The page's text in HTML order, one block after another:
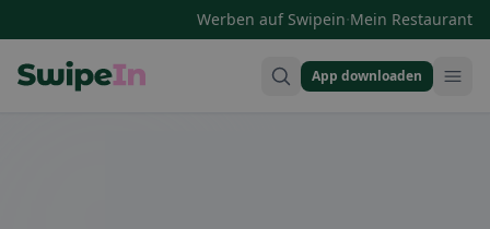
Werben auf Swipein·Mein Restaurant
App downloaden